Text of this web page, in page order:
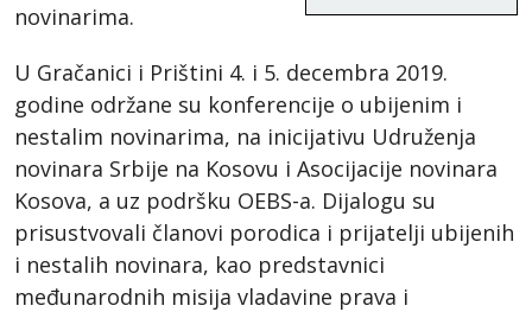
novinarima.
U Gračanici i Prištini 4. i 5. decembra 2019.
godine održane su konferencije o ubijenim i
nestalim novinarima, na inicijativu Udruženja
novinara Srbije na Kosovu i Asocijacije novinara
Kosova, a uz podršku OEBS-a. Dijalogu su
prisustvovali članovi porodica i prijatelji ubijenih
i nestalih novinara, kao predstavnici
međunarodnih misija vladavine prava i